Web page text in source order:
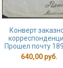
Конверт
Прошел почту
640,00 руб.